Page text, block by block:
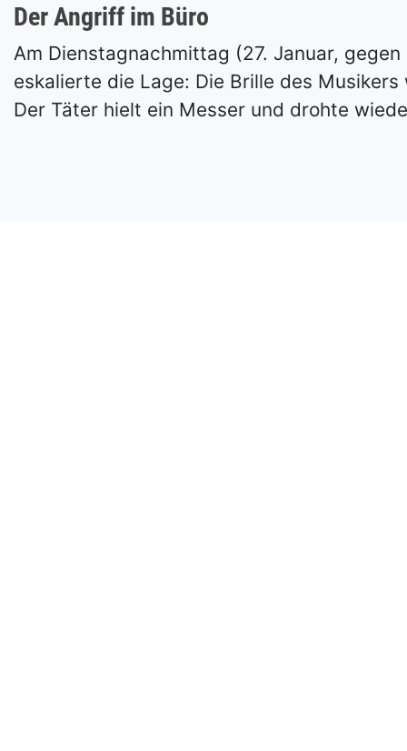
Der Angriff im Büro
Am Dienstagnachmittag (27. Januar,
eskalierte die Lage: Die Brille des
Der Täter hielt ein Messer und drohte